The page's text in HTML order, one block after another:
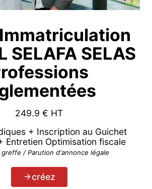
SELAFA SELAS
249.9 € HT
+ Inscription au Guichet
Entretien Optimisation fiscale
/ Parution d'annonce légale
créez